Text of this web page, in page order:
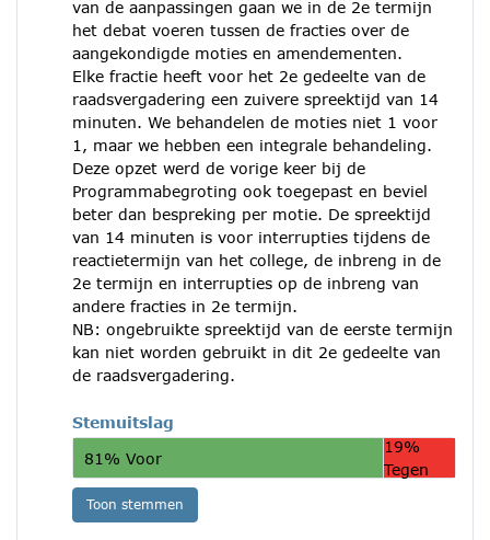
van de aanpassingen gaan we in de 2e termijn
het debat voeren tussen de fracties over de
aangekondigde moties en amendementen.
Elke fractie heeft voor het 2e gedeelte van de
raadsvergadering een zuivere spreektijd van 14
minuten. We behandelen de moties niet 1 voor
1, maar we hebben een integrale behandeling.
Deze opzet werd de vorige keer bij de
Programmabegroting ook toegepast en beviel
beter dan bespreking per motie. De spreektijd
van 14 minuten is voor interrupties tijdens de
reactietermijn van het college, de inbreng in de
2e termijn en interrupties op de inbreng van
andere fracties in 2e termijn.
NB: ongebruikte spreektijd van de eerste termijn
kan niet worden gebruikt in dit 2e gedeelte van
de raadsvergadering.
Stemuitslag
81% Voor
19%
Tegen
Toon stemmen